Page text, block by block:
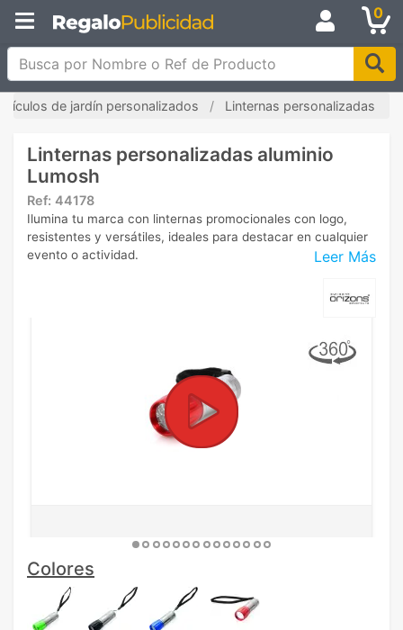
0
Busca por Nombre o Ref de Producto
de jardín personalizados Linternas personalizadas
Linternas personalizadas aluminio
Lumosh
Ref: 44178
Leer Más
Ilumina tu marca con linternas promocionales con logo,
resistentes y versátiles, ideales para destacar en cualquier
evento o actividad.
Colores